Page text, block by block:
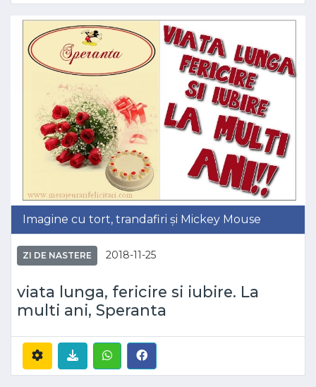
Imagine cu tort, trandafiri și Mickey Mouse
ZI DE NASTERE 2018-11-25
viata lunga, fericire si iubire. La
multi ani, Speranta